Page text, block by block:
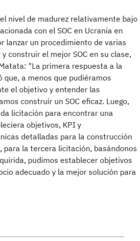
nivel de madurez relativamente bajo
con el SOC en Ucrania en
lanzar un procedimiento de varias
construir el mejor SOC en su clase,
"La primera respuesta a la
a menos que pudiéramos
el objetivo y entender las
construir un SOC eficaz. Luego,
licitación para encontrar una
objetivos, KPI y
detalladas para la construcción
para la tercera licitación, basándonos
pudimos establecer objetivos
adecuado y la mejor solución para